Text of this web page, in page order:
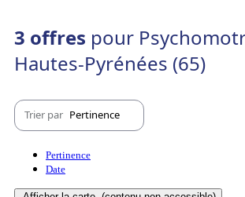
3 offres pour
Hautes-Pyrénées (65)
Trier par Pertinence
Pertinence
Date